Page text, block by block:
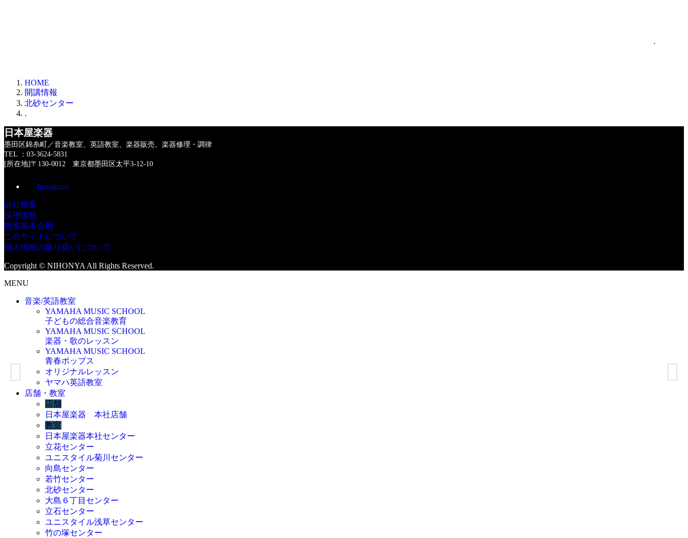
.
HOME
開講情報
北砂センター
.
日本屋楽器
墨田区錦糸町／音楽教室、英語教室、楽器販売、楽器修理・調律
TEL ：03-3624-5831
[所在地]〒130-0012 東京都墨田区太平3-12-10
Instagram
会社概要
採用情報
教室基本会則
このサイトについて
個人情報の取り扱いについて
Copyright © NIHONYA All Rights Reserved.
MENU
音楽/英語教室
YAMAHA MUSIC SCHOOL
子どもの総合音楽教育
YAMAHA MUSIC SCHOOL
楽器・歌のレッスン
YAMAHA MUSIC SCHOOL
青春ポップス
オリジナルレッスン
ヤマハ英語教室
店舗・教室
店舗
日本屋楽器 本社店舗
教室
日本屋楽器本社センター
立花センター
ユニスタイル菊川センター
向島センター
若竹センター
北砂センター
大島６丁目センター
立石センター
ユニスタイル浅草センター
竹の塚センター